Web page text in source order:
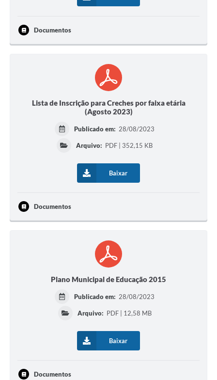
Documentos
Lista de Inscrição para Creches por faixa etária
(Agosto 2023)
Publicado em: 28/08/2023
Arquivo: PDF | 352,15 KB
Baixar
Documentos
Plano Municipal de Educação 2015
Publicado em: 28/08/2023
Arquivo: PDF | 12,58 MB
Baixar
Documentos